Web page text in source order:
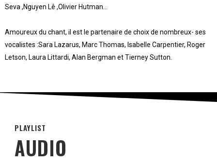
Seva ,Nguyen Lê ,Olivier Hutman…
Amoureux du chant, il est le partenaire de choix de nombreux- ses
vocalistes :Sara Lazarus, Marc Thomas, Isabelle Carpentier, Roger
Letson, Laura Littardi, Alan Bergman et Tierney Sutton.
PLAYLIST
AUDIO